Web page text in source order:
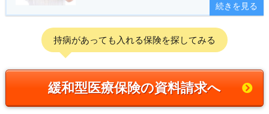
続きを見る
持病があっても入れる保険を探してみる
緩和型医療保険の資料請求へ